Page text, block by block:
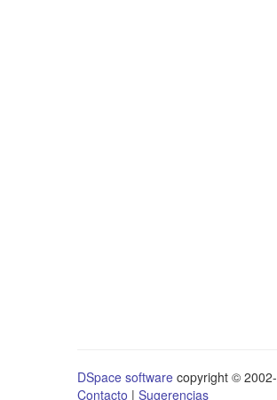
DSpace software copyright ©
Contacto | Sugerencias